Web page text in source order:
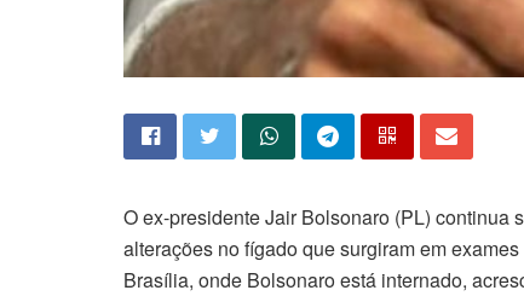
O ex-presidente Jair Bolsonaro (PL) continua
alterações no fígado que surgiram em
Brasília, onde Bolsonaro está internado,